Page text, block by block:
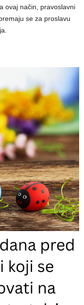
ovaj način, pravoslavni
se za proslavu